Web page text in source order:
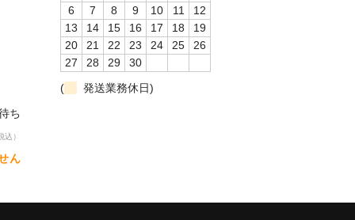
ち
込）
ん
6
7 8 9 10 11
12
13
14 15 16 17 18
19
20
21 22 23 24 25
26
27
28 29
30
(
発送業務休日)